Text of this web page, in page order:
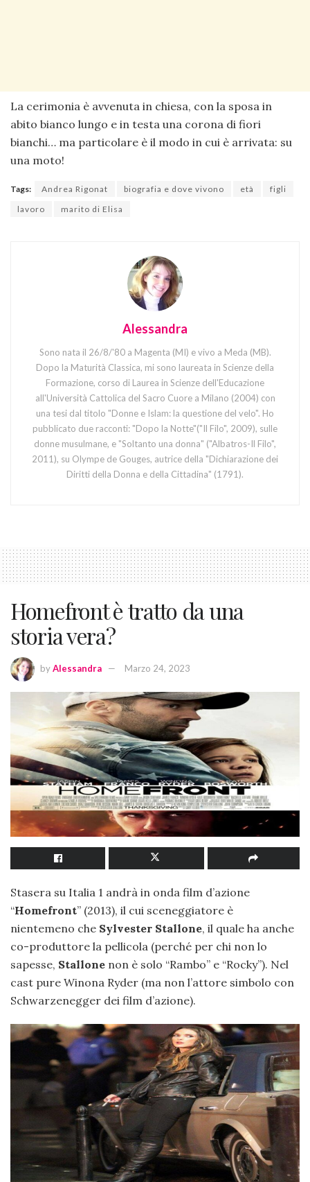
La cerimonia è avvenuta in chiesa, con la sposa in
abito bianco lungo e in testa una corona di fiori
bianchi… ma particolare è il modo in cui è arrivata: su
una moto!
Tags: Andrea Rigonat biografia e dove vivono età
figli
lavoro
marito di Elisa
Alessandra
Sono nata il 26/8/'80 a Magenta (MI) e vivo a Meda (MB).
Dopo la Maturità Classica, mi sono laureata in Scienze della
Formazione, corso di Laurea in Scienze dell'Educazione
all'Università Cattolica del Sacro Cuore a Milano (2004) con
una tesi dal titolo "Donne e Islam: la questione del velo". Ho
pubblicato due racconti: "Dopo la Notte"("Il Filo", 2009), sulle
donne musulmane, e "Soltanto una donna" ("Albatros-Il Filo",
2011), su Olympe de Gouges, autrice della "Dichiarazione dei
Diritti della Donna e della Cittadina" (1791).
Homefront è tratto da una
storia vera?
byAlessandra Marzo 24, 2023
Stasera su Italia 1 andrà in onda film d’azione
“Homefront” (2013), il cui sceneggiatore è
nientemeno che Sylvester Stallone, il quale ha anche
co-produttore la pellicola (perché per chi non lo
sapesse, Stallone non è solo “Rambo” e “Rocky”). Nel
cast pure Winona Ryder (ma non l’attore simbolo con
Schwarzenegger dei film d’azione).